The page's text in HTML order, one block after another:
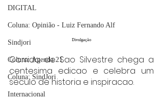
DIGITAL
Coluna: Opinião - Luiz Fernando Alf
Sindjori
Coluna: Agenda 21
Coluna: SindJori
Internacional
Divulgação
Corrida de Sao Silvestre chega a
centesima edicao e celebra um
seculo de historia e inspiracao.